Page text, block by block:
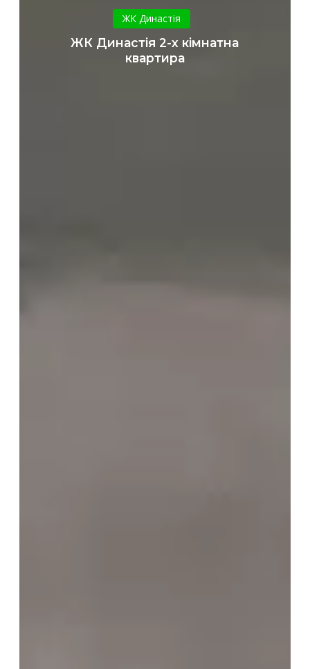
Династія
2-
х
кімнатна
ЖК Династія
ЖК Династія 2-х кімнатна
квартира